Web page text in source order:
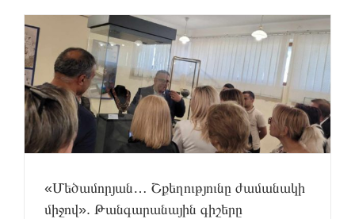
«Մեծամորյան… Շքեղությունը ժամանակի
միջով». Թանգարանային գիշերը